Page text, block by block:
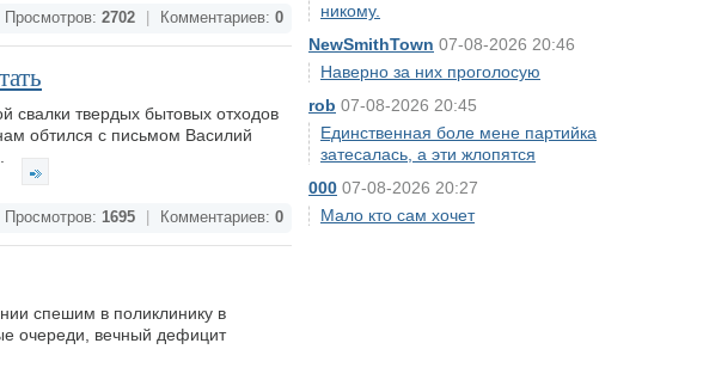
никому.
NewSmithTown 07-08-2026 20:46
Наверно за них проголосую
rob 07-08-2026 20:45
Единственная боле мене партийка
затесалась, а эти жлопятся
000 07-08-2026 20:27
Мало кто сам хочет
Просмотров: 2702 Комментариев: 0
свалки твердых бытовых отходов
обтился с письмом Василий
Просмотров: 1695 Комментариев: 0
спешим в поликлинику в
очереди, вечный дефицит